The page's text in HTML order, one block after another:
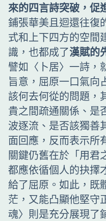
來的四言詩突破，促
鋪張華美且迴還往復
式和上下四方的空間
識，也都成了漢賦的
譬如〈卜居〉一詩，
旨意，屈原一口氣向
該何去何從的問題，
貴之間疏通關係、是
波逐流、是否該獨善
面回應，反而表示所
關鍵仍舊在於「用君
都應依循個人的抉擇
給了屈原。如此，既
茫，又能凸顯他堅守
魂〉則是充分展現了